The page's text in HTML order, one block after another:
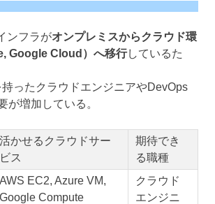
ンフラがオンプレミスからクラウド環
Google Cloud）へ移行しているた
ったクラウドエンジニアやDevOps
が増加している。
活かせるクラウドサー
ビス
期待でき
る職種
AWS EC2, Azure VM,
Google Compute
クラウド
エンジニ